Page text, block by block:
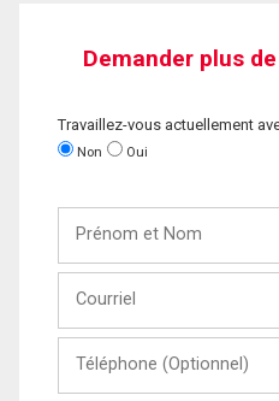
Demander plus
Travaillez-vous actuellement
Non Oui
Nom
(Optionnel)